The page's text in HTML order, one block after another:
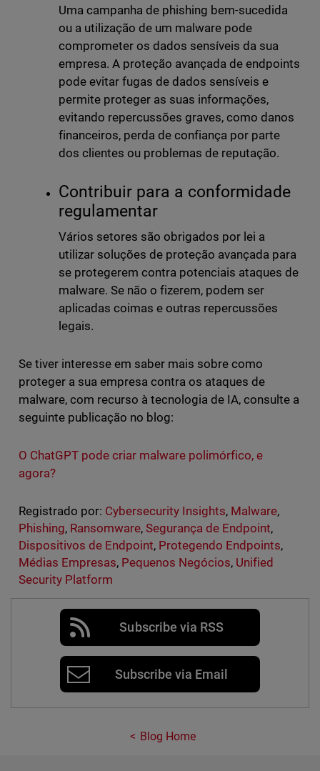
Uma campanha de phishing bem-sucedida
ou a utilização de um malware pode
comprometer os dados sensíveis da sua
empresa. A proteção avançada de endpoints
pode evitar fugas de dados sensíveis e
permite proteger as suas informações,
evitando repercussões graves, como danos
financeiros, perda de confiança por parte
dos clientes ou problemas de reputação.
Contribuir para a conformidade
regulamentar
Vários setores são obrigados por lei a
utilizar soluções de proteção avançada para
se protegerem contra potenciais ataques de
malware. Se não o fizerem, podem ser
aplicadas coimas e outras repercussões
legais.
Se tiver interesse em saber mais sobre como
proteger a sua empresa contra os ataques de
malware, com recurso à tecnologia de IA, consulte a
seguinte publicação no blog:
O ChatGPT pode criar malware polimórfico, e
agora?
Registrado por: Cybersecurity Insights, Malware,
Phishing, Ransomware, Segurança de Endpoint,
Dispositivos de Endpoint, Protegendo Endpoints,
Médias Empresas, Pequenos Negócios, Unified
Security Platform
Subscribe via RSS
Subscribe via Email
Blog Home